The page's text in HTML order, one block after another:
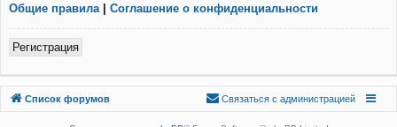
Общие правила | Соглашение о конфиденциальности
Регистрация
Список форумов
Связаться с
Связаться с администрацией